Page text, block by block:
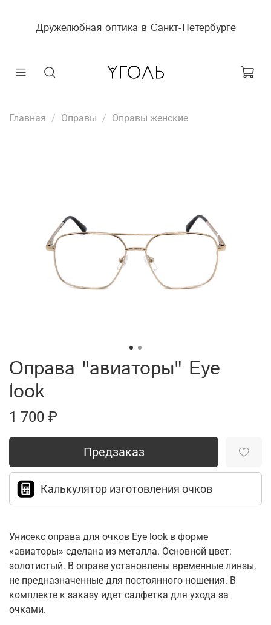
Дружелюбная оптика в Санкт-Петербурге
Главная Оправы Оправы женские
Оправа "авиаторы" Eye
look
1 700 ₽
Предзаказ
Калькулятор изготовления очков
Унисекс оправа для очков Eye look в форме
«авиаторы» сделана из металла. Основной цвет:
золотистый. В оправе установлены временные линзы,
не предназначенные для постоянного ношения. В
комплекте к заказу идет салфетка для ухода за
очками.